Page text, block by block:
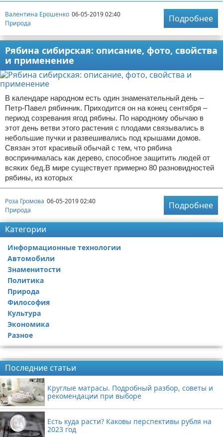
Валентина Ерошенко 06-05-2019 02:40
Природа
Подробнее
Рябина сибирская: описание, фото, свойства
и применение
В календаре народном есть один знаменательный день –
Петр-Павел рябинник. Приходится он на конец сентября –
период созревания ягод рябины. По народному обычаю в
этот день ветви этого растения с плодами связывались в
небольшие пучки и развешивались под крышами домов.
Связан этот красивый обычай с тем, что рябина
воспринималась как дерево, способное защитить людей от
всяких бед.В мире существует примерно 80 разновидностей
рябины, из которых
Роза Громова 06-05-2019 02:40
Природа
Подробнее
Категории
Информационные технологии
Автомобили
Знаменитости
Политика
Природа
Философия
Культура
Экономика
Разное
Последние статьи
Круглые матрасы. Подробный разбор, советы и
рекомендации при выборе
Есть куда расти? Каковы перспективы рубля на
2023 год